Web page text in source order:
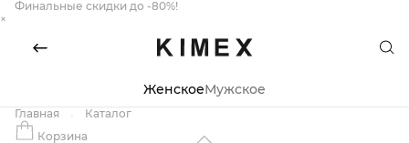
Финальные скидки до -80%!
×
ЖенскоеМужское
Главная
Каталог
Корзина